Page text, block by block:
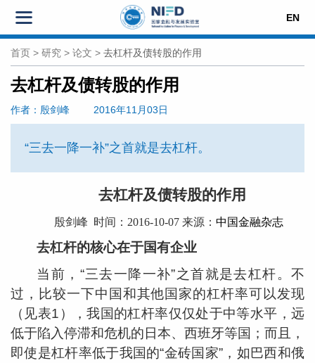
EN
首页 > 研究 > 论文 > 去杠杆及债转股的作用
去杠杆及债转股的作用
作者 ：殷剑峰 2016年11月03日
“三去一降一补”之首就是去杠杆。
去杠杆及债转股的作用
殷剑峰 时间：2016-10-07 来源： 中国金融杂志
去杠杆的核心在于国有企业
当前，“三去一降一补”之首就是去杠杆。不
过，比较一下中国和其他国家的杠杆率可以发现
（见表1），我国的杠杆率仅仅处于中等水平，远
低于陷入停滞和危机的日本、西班牙等国；而且，
即使是杠杆率低于我国的“金砖国家”，如巴西和俄